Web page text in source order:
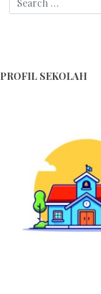
PROFIL SEKOLAH